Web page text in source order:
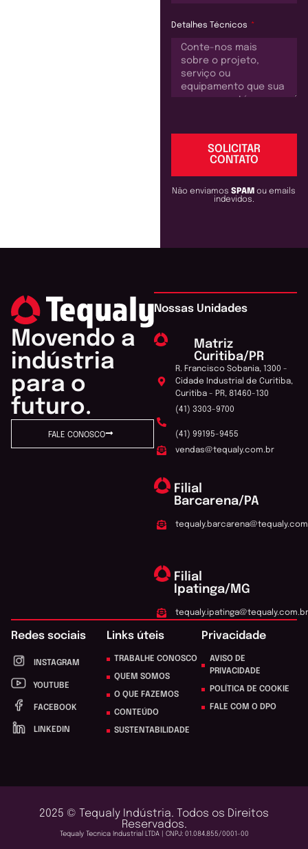
Detalhes Técnicos
SOLICITAR
CONTATO
Não enviamosSPAMou emails
indevidos.
Movendo a
indústria
para o
futuro.
FALE CONOSCO
Nossas Unidades
Matriz
Curitiba/PR
R. Francisco Sobania, 1300 -
Cidade Industrial de Curitiba,
Curitiba - PR, 81460-130
(41) 3303-9700
(41) 99195-9455
vendas@tequaly.com.br
Filial
Barcarena/PA
Filial
Ipatinga/MG
tequaly.ipatinga@tequaly.com.br
Redes sociais
INSTAGRAM
YOUTUBE
FACEBOOK
LINKEDIN
Links úteis
TRABALHE CONOSCO
QUEM SOMOS
O QUE FAZEMOS
CONTEÚDO
SUSTENTABILIDADE
Privacidade
AVISO DE
PRIVACIDADE
POLÍTICA DE COOKIE
FALE COM O DPO
2025 © Tequaly Indústria. Todos os Direitos
Reservados.
Tequaly Tecnica Industrial LTDA | CNPJ: 01.084.855/0001-00